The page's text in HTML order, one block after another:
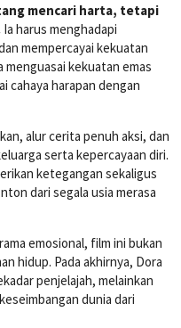
mencari harta, tetapi
Ia harus menghadapi
mempercayai kekuatan
kekuatan emas
cahaya harapan dengan
alur cerita penuh aksi, dan
serta kepercayaan diri.
ketegangan sekaligus
dari segala usia merasa
emosional, film ini bukan
hidup. Pada akhirnya, Dora
penjelajah, melainkan
dunia dari